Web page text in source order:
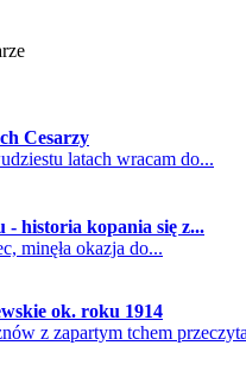
Cesarzy
latach wracam do...
- historia kopania się z...
minęła okazja do...
ok. roku 1914
z zapartym tchem